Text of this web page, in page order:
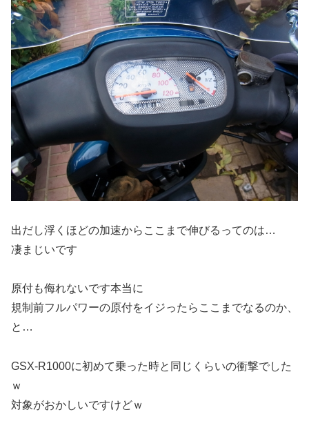
出だし浮くほどの加速からここまで伸びるってのは…
凄まじいです
原付も侮れないです本当に
規制前フルパワーの原付をイジったらここまでなるのか、
と…
GSX-R1000に初めて乗った時と同じくらいの衝撃でした
ｗ
対象がおかしいですけどｗ